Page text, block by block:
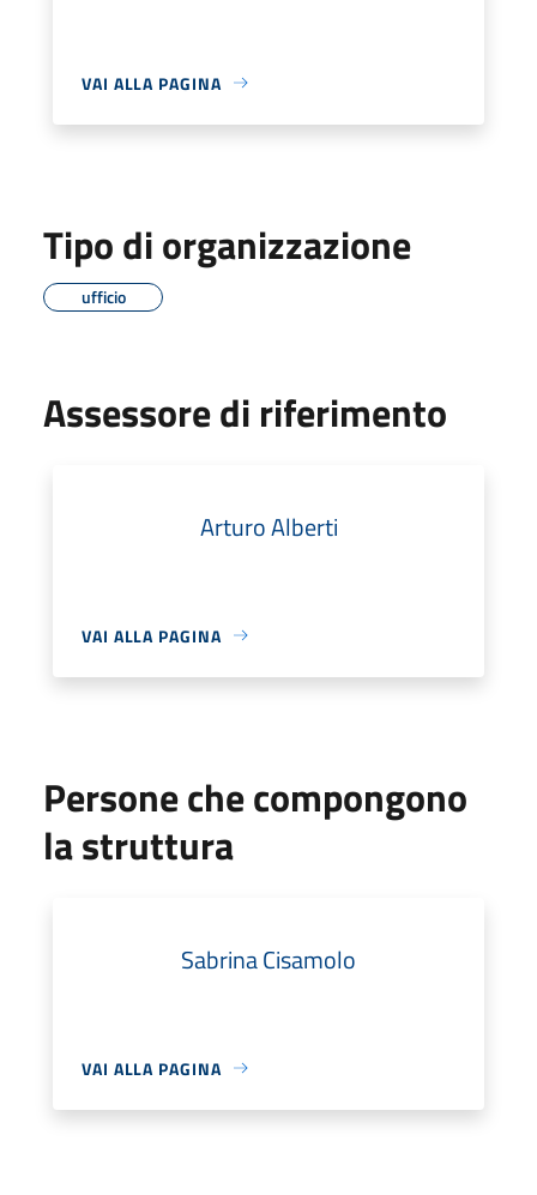
VAI ALLA PAGINA
Tipo di organizzazione
ufficio
Assessore di riferimento
Arturo Alberti
VAI ALLA PAGINA
Persone che compongono
la struttura
Sabrina Cisamolo
VAI ALLA PAGINA